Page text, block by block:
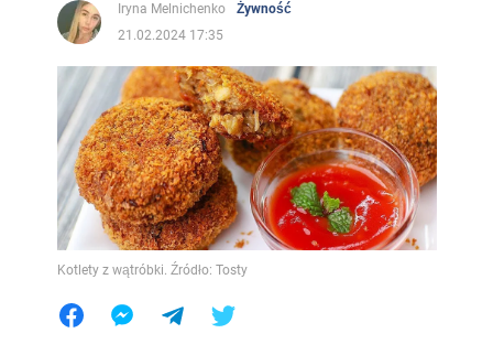
Iryna Melnichenko
Żywność
21.02.2024 17:35
Kotlety z wątróbki. Źródło: Tosty